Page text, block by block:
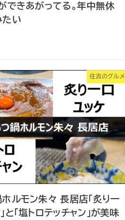
できあがってる。年中無休
たい
住吉のグルメ
ルモン朱々 長居店「炙り一
と「塩トロテッチャン」が美味